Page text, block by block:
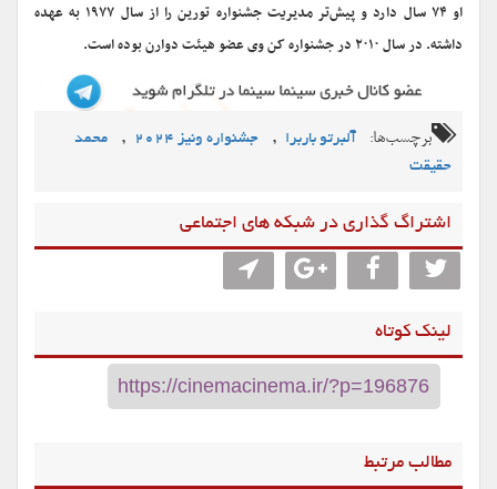
او ۷۴ سال دارد و پیش‌تر مدیریت جشنواره تورین را از سال ۱۹۷۷ به عهده
داشته. در سال ۲۰۱۰ در جشنواره کن وی عضو هیئت دوارن بوده است.
برچسب‌ها: آلبرتو باربرا , جشنواره ونیز ۲۰۲۴ ,
محمد
حقیقت
اشتراگ گذاری در شبکه های اجتماعی
لینک کوتاه
مطالب مرتبط